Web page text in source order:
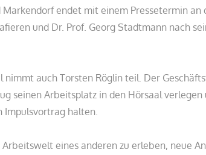
Markendorf endet mit einem Pressetermin
und Dr. Prof. Georg Stadtmann nach
nimmt auch Torsten Röglin teil. Der
seinen Arbeitsplatz in den Hörsaal verlegen
Impulsvortrag halten.
eines anderen zu erleben, neue